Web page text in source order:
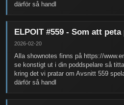
därför så handl
ELPOIT #559 - Som att
2026-02-20
Alla shownotes finns på https://
se konstigt ut i din poddspelare så
kring det vi pratar om Avsnitt 559
därför så handl